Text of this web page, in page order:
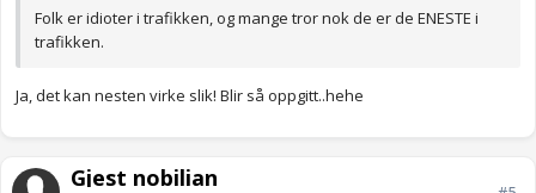
Folk er idioter i trafikken, og mange tror nok de er de ENESTE i
trafikken.
Ja, det kan nesten virke slik! Blir så oppgitt..hehe
Gjest nobilian